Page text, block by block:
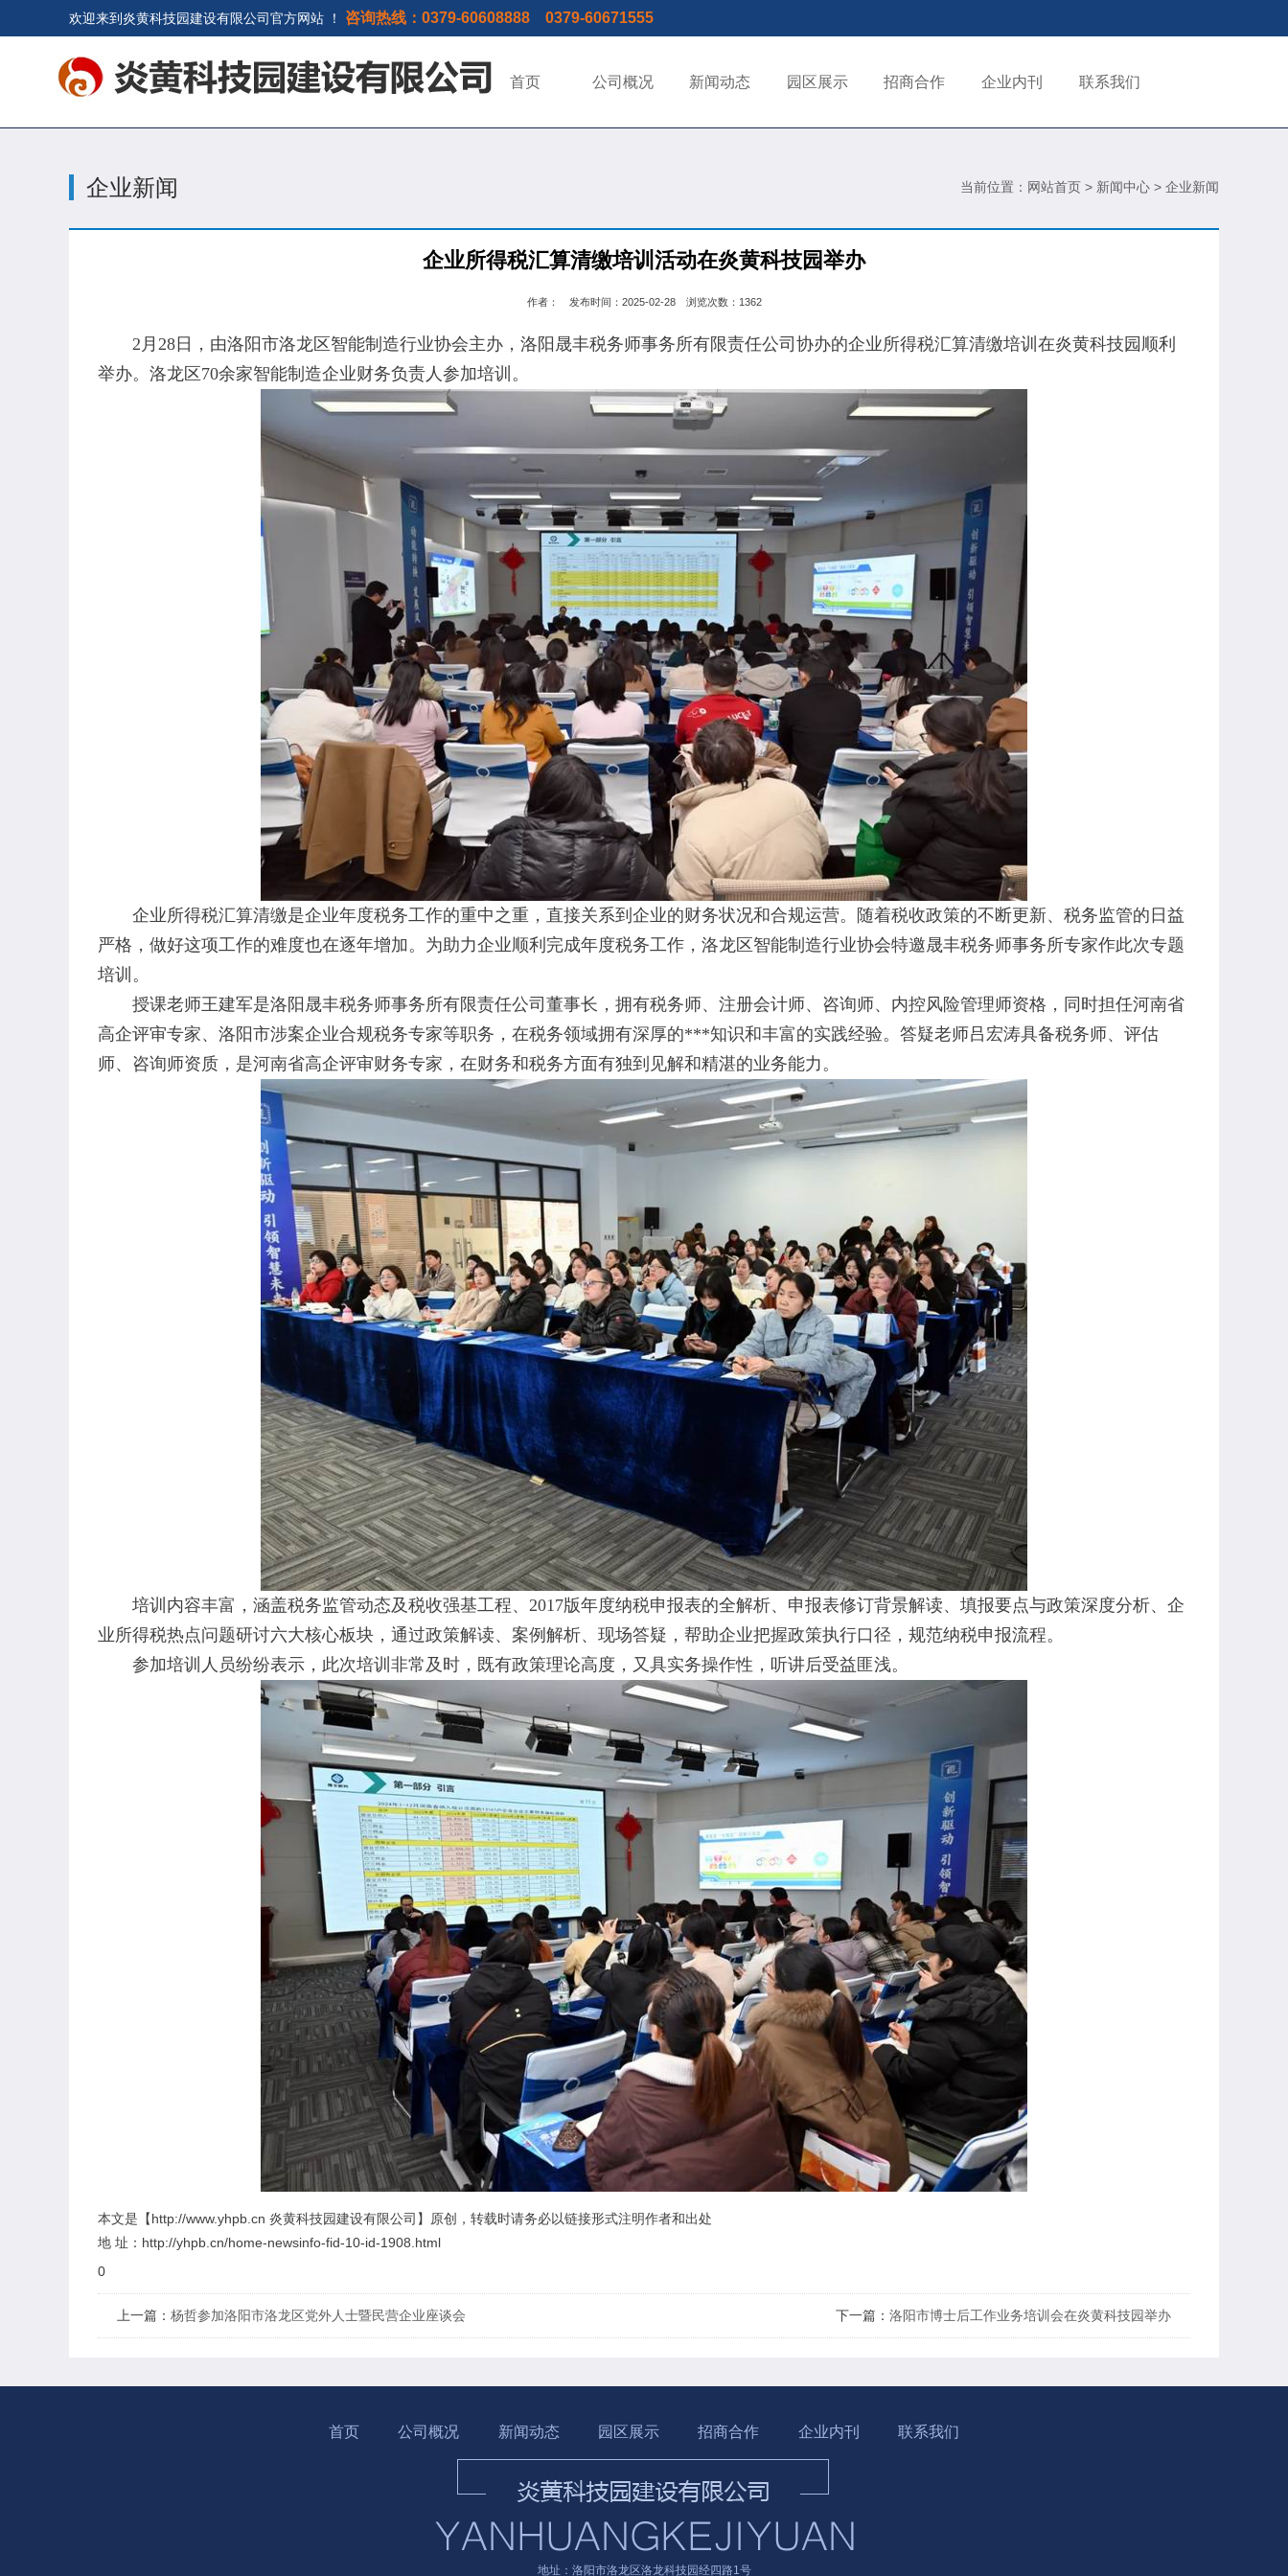
欢迎来到炎黄科技园建设有限公司官方网站 ！ 咨询热线：0379-60608888 0379-60671555
首页 公司概况 新闻动态 园区展示 招商合作 企业内刊 联系我们
企业新闻 当前位置： 网站首页 > 新闻中心 > 企业新闻
企业所得税汇算清缴培训活动在炎黄科技园举办
作者： 发布时间：2025-02-28 浏览次数：1362
2月28日，由洛阳市洛龙区智能制造行业协会主办，洛阳晟丰税务师事务所有限责任公司协办的企业所得税汇算清缴培训在炎黄科技园顺利
举办。洛龙区70余家智能制造企业财务负责人参加培训。
企业所得税汇算清缴是企业年度税务工作的重中之重，直接关系到企业的财务状况和合规运营。随着税收政策的不断更新、税务监管的日益
严格，做好这项工作的难度也在逐年增加。为助力企业顺利完成年度税务工作，洛龙区智能制造行业协会特邀晟丰税务师事务所专家作此次专题
培训。
授课老师王建军是洛阳晟丰税务师事务所有限责任公司董事长，拥有税务师、注册会计师、咨询师、内控风险管理师资格，同时担任河南省
高企评审专家、洛阳市涉案企业合规税务专家等职务，在税务领域拥有深厚的***知识和丰富的实践经验。答疑老师吕宏涛具备税务师、评估
师、咨询师资质，是河南省高企评审财务专家，在财务和税务方面有独到见解和精湛的业务能力。
培训内容丰富，涵盖税务监管动态及税收强基工程、2017版年度纳税申报表的全解析、申报表修订背景解读、填报要点与政策深度分析、企
业所得税热点问题研讨六大核心板块，通过政策解读、案例解析、现场答疑，帮助企业把握政策执行口径，规范纳税申报流程。
参加培训人员纷纷表示，此次培训非常及时，既有政策理论高度，又具实务操作性，听讲后受益匪浅。
本文是【http://www.yhpb.cn 炎黄科技园建设有限公司】原创，转载时请务必以链接形式注明作者和出处
地 址：http://yhpb.cn/home-newsinfo-fid-10-id-1908.html
0
上一篇： 杨哲参加洛阳市洛龙区党外人士暨民营企业座谈会 下一篇： 洛阳市博士后工作业务培训会在炎黄科技园举办
首页 公司概况 新闻动态 园区展示 招商合作 企业内刊 联系我们
地址：洛阳市洛龙区洛龙科技园经四路1号